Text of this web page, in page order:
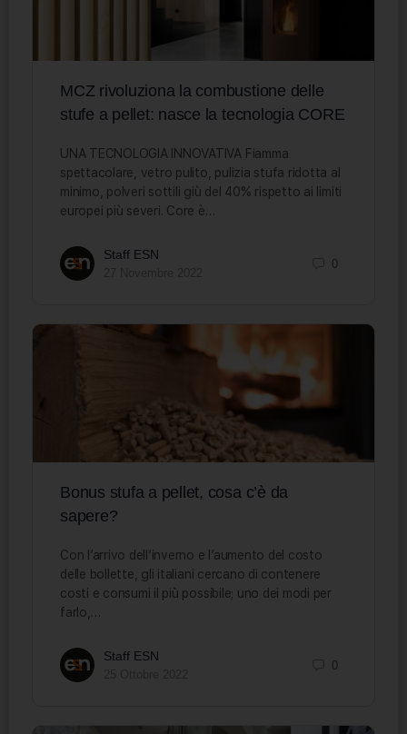
MCZ rivoluziona la combustione delle
stufe a pellet: nasce la tecnologia CORE
UNA TECNOLOGIA INNOVATIVA Fiamma
spettacolare, vetro pulito, pulizia stufa ridotta al
minimo, polveri sottili giù del 40% rispetto ai limiti
europei più severi. Core è…
Staff ESN
0
Bonus stufa a pellet, cosa c’è da
sapere?
Con l’arrivo dell’inverno e l’aumento del costo
delle bollette, gli italiani cercano di contenere
costi e consumi il più possibile; uno dei modi per
farlo,…
Staff ESN
0